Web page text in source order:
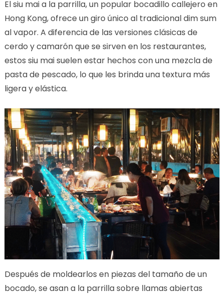
El siu mai a la parrilla, un popular bocadillo callejero en
Hong Kong, ofrece un giro único al tradicional dim sum
al vapor. A diferencia de las versiones clásicas de
cerdo y camarón que se sirven en los restaurantes,
estos siu mai suelen estar hechos con una mezcla de
pasta de pescado, lo que les brinda una textura más
ligera y elástica.
Después de moldearlos en piezas del tamaño de un
bocado, se asan a la parrilla sobre llamas abiertas